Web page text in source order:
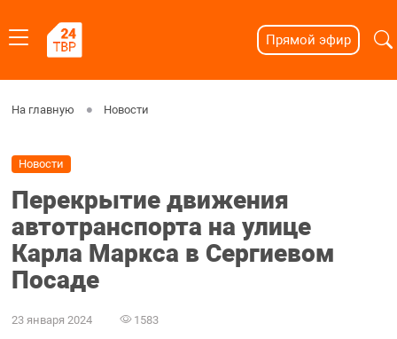
Прямой эфир
На главную Новости
Новости
Перекрытие движения
автотранспорта на улице
Карла Маркса в Сергиевом
Посаде
23 января 2024 1583